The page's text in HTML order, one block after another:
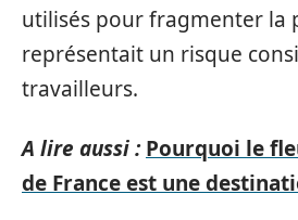
utilisés pour fragmenter la
représentait un risque
travailleurs.
A lire aussi : Pourquoi le
de France est une